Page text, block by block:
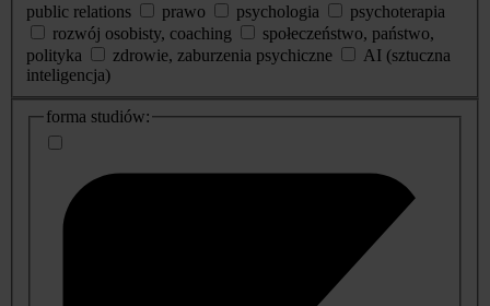
public relations
prawo psychologia
psychoterapia
rozwój osobisty, coaching
społeczeństwo, państwo,
polityka
zdrowie, zaburzenia psychiczne
AI (sztuczna
inteligencja)
dodatkowe
informacje
forma studiów: